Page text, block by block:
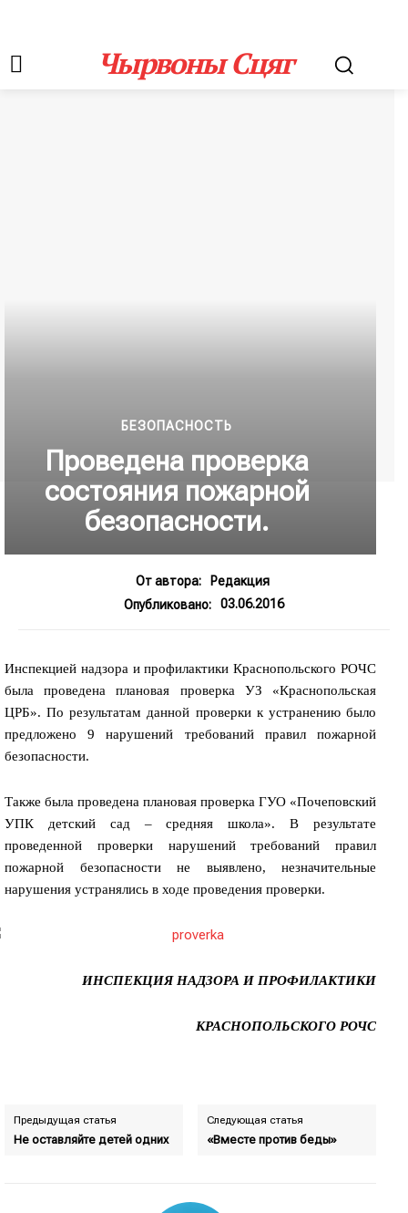
Чырвоны Сцяг
БЕЗОПАСНОСТЬ
Проведена проверка
состояния пожарной
безопасности.
От автора:
Редакция
Опубликовано:
03.06.2016
Инспекцией надзора и профилактики Краснопольского РОЧС
была проведена плановая проверка УЗ «Краснопольская
ЦРБ». По результатам данной проверки к устранению было
предложено 9 нарушений требований правил пожарной
безопасности.
Также была проведена плановая проверка ГУО «Почеповский
УПК детский сад – средняя школа». В результате
проведенной проверки нарушений требований правил
пожарной безопасности не выявлено, незначительные
нарушения устранялись в ходе проведения проверки.
ИНСПЕКЦИЯ НАДЗОРА И ПРОФИЛАКТИКИ
КРАСНОПОЛЬСКОГО РОЧС
Предыдущая статья
Не оставляйте детей одних
Следующая статья
«Вместе против беды»